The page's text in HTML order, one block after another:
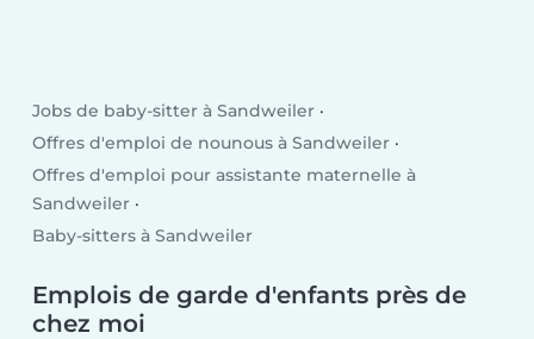
Jobs de baby-sitter à Sandweiler
Offres d'emploi de nounous à Sandweiler
Offres d'emploi pour assistante maternelle à
Sandweiler
Baby-sitters à Sandweiler
Emplois de garde d'enfants près de
chez moi